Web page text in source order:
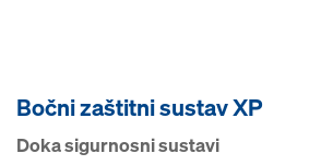
Bočni zaštitni sustav XP
Doka sigurnosni sustavi